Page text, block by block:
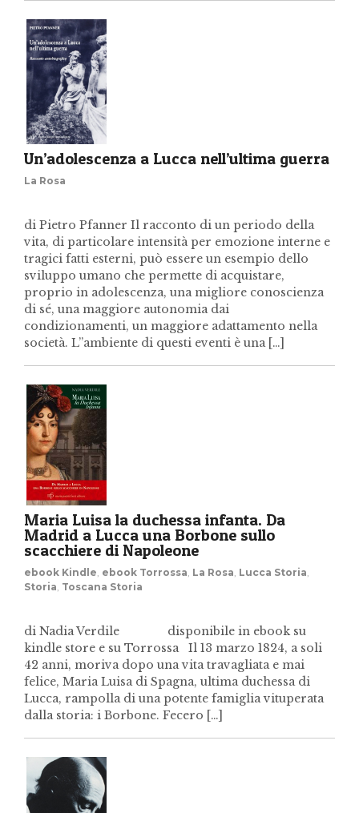
Un’adolescenza a Lucca nell’ultima guerra
La Rosa
di Pietro Pfanner Il racconto di un periodo della
vita, di particolare intensità per emozione interne e
tragici fatti esterni, può essere un esempio dello
sviluppo umano che permette di acquistare,
proprio in adolescenza, una migliore conoscienza
di sé, una maggiore autonomia dai
condizionamenti, un maggiore adattamento nella
società. L”ambiente di questi eventi è una […]
Maria Luisa la duchessa infanta. Da
Madrid a Lucca una Borbone sullo
scacchiere di Napoleone
ebook Kindle, ebook Torrossa, La Rosa, Lucca Storia,
Storia, Toscana Storia
di Nadia Verdile disponibile in ebook su
kindle store e su Torrossa Il 13 marzo 1824, a soli
42 anni, moriva dopo una vita travagliata e mai
felice, Maria Luisa di Spagna, ultima duchessa di
Lucca, rampolla di una potente famiglia vituperata
dalla storia: i Borbone. Fecero […]